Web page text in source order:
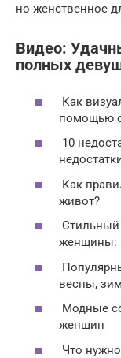
но женственное
Видео:
полных
Как
помощью
10
Как
живот?
Стильный
женщины:
весны,
Модные
женщин
Что